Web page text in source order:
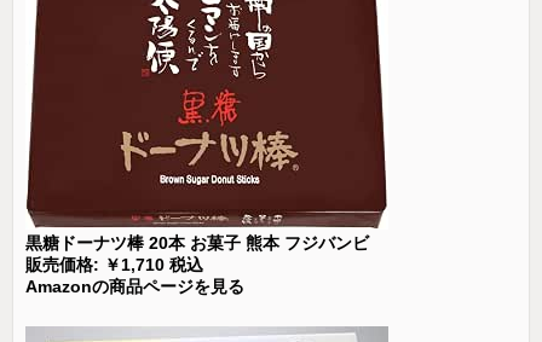
黒糖ドーナツ棒 20本 お菓子 熊本 フジバンビ
販売価格: ￥1,710 税込
Amazonの商品ページを見る